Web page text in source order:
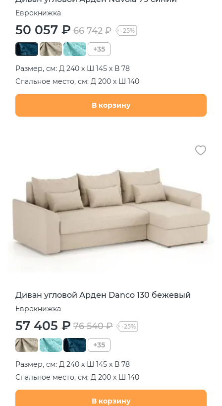
Еврокнижка
50 057 ₽ 66 742 ₽ -25%
+35
Размер, см: Д 240 х Ш 145 х В 78
Спальное место, см: Д 200 х Ш 140
В корзину
Диван угловой Арден Danco 130 бежевый
Еврокнижка
57 405 ₽ 76 540 ₽ -25%
+35
Размер, см: Д 240 х Ш 145 х В 78
Спальное место, см: Д 200 х Ш 140
В корзину